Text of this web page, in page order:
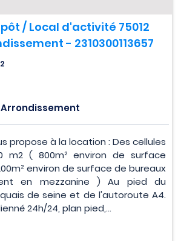
/ Local d'activité 75012
- 2310300113657
2
Arrondissement
propose à la location : Des cellules
m2 ( 800m² environ de surface
environ de surface de bureaux
en mezzanine ) Au pied du
de seine et de l'autoroute A4.
24h/24, plan pied,...